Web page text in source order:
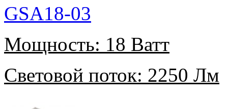
GSA18-03
Мощность: 18 Ватт
Световой поток: 2250 Лм